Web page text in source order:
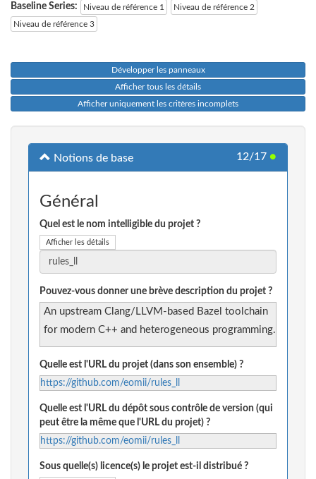
Baseline Series: Niveau de référence 1
Niveau de référence 2
Niveau de référence 3
Développer les panneaux
Afficher tous les détails
Afficher uniquement les critères incomplets
Notions de base 12/17 ●
Général
Quel est le nom intelligible du projet ?
Afficher les détails
Pouvez-vous donner une brève description du projet ?
An upstream Clang/LLVM-based Bazel toolchain
for modern C++ and heterogeneous programming.
Quelle est l'URL du projet (dans son ensemble) ?
https://github.com/eomii/rules_ll
Quelle est l'URL du dépôt sous contrôle de version (qui
peut être la même que l'URL du projet) ?
https://github.com/eomii/rules_ll
Sous quelle(s) licence(s) le projet est-il distribué ?